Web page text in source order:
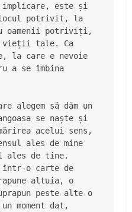
implicare, este și
potrivit, la
oamenii potriviți,
vieții tale. Ca
la care e nevoie
a se îmbina
alegem să dăm un
se naște și
acelui sens,
ales de mine
ales de tine.
într-o carte de
altuia, o
peste alte o
moment dat,